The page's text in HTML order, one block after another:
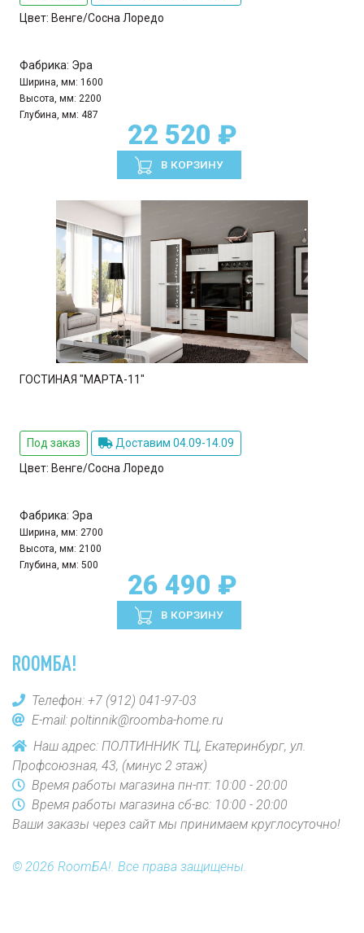
Цвет: Венге/Сосна Лоредо
Фабрика: Эра
Ширина, мм: 1600
Высота, мм: 2200
Глубина, мм: 487
22 520 ₽
В КОРЗИНУ
ГОСТИНАЯ "МАРТА-11"
Под заказ
Доставим 04.09-14.09
Цвет: Венге/Сосна Лоредо
Фабрика: Эра
Ширина, мм: 2700
Высота, мм: 2100
Глубина, мм: 500
26 490 ₽
В КОРЗИНУ
ROOMБА!
Телефон: +7 (912) 041-97-03
E-mail: poltinnik@roomba-home.ru
Наш адрес: ПОЛТИННИК ТЦ, Екатеринбург, ул.
Профсоюзная, 43, (минус 2 этаж)
Время работы магазина пн-пт: 10:00 - 20:00
Время работы магазина сб-вс: 10:00 - 20:00
Ваши заказы через сайт мы принимаем круглосуточно!
© 2026 RoomБА!. Все права защищены.